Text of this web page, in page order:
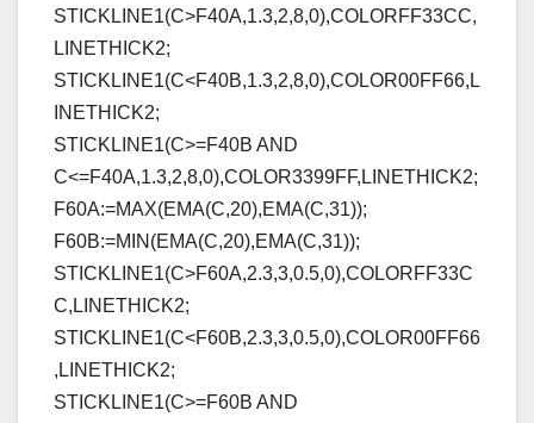
STICKLINE1(C>F40A,1.3,2,8,0),COLORFF33CC,
LINETHICK2;
STICKLINE1(C<F40B,1.3,2,8,0),COLOR00FF66,L
INETHICK2;
STICKLINE1(C>=F40B AND
C<=F40A,1.3,2,8,0),COLOR3399FF,LINETHICK2;
F60A:=MAX(EMA(C,20),EMA(C,31));
F60B:=MIN(EMA(C,20),EMA(C,31));
STICKLINE1(C>F60A,2.3,3,0.5,0),COLORFF33C
C,LINETHICK2;
STICKLINE1(C<F60B,2.3,3,0.5,0),COLOR00FF66
,LINETHICK2;
STICKLINE1(C>=F60B AND